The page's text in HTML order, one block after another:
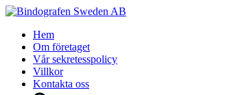
Hem
Om företaget
Vår sekretesspolicy
Villkor
Kontakta oss